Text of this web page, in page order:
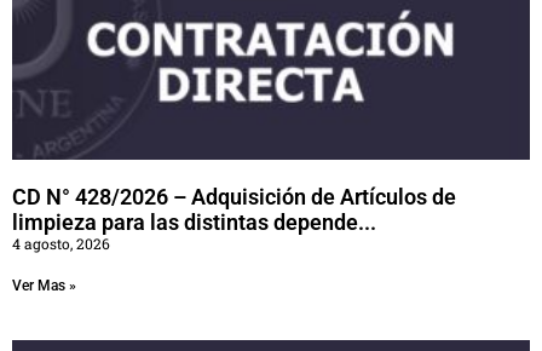
CD N° 428/2026 – Adquisición de Artículos de
limpieza para las distintas depende...
4 agosto, 2026
Ver Mas »